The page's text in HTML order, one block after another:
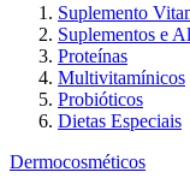
Suplemento
Suplementos e
Proteínas
Multivitamínicos
Probióticos
Dietas Especiais
Dermocosméticos